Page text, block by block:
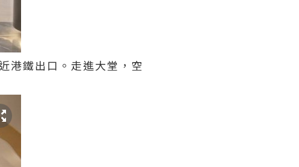
港鐵出口。走進大堂，空